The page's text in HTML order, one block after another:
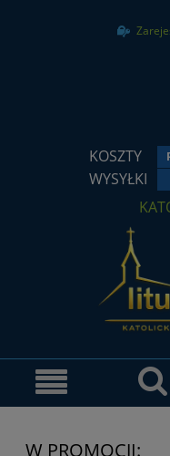
KOSZTY
WYSYŁKI
W PROMOCJI: